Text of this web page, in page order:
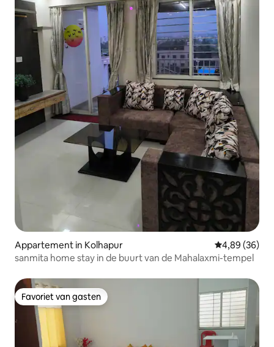
Appartement in Kolhapur Gemiddelde
4,89 (36)
sanmita home stay in de buurt van de Mahalaxmi-tempel
Favoriet van gasten
Favoriet van gasten